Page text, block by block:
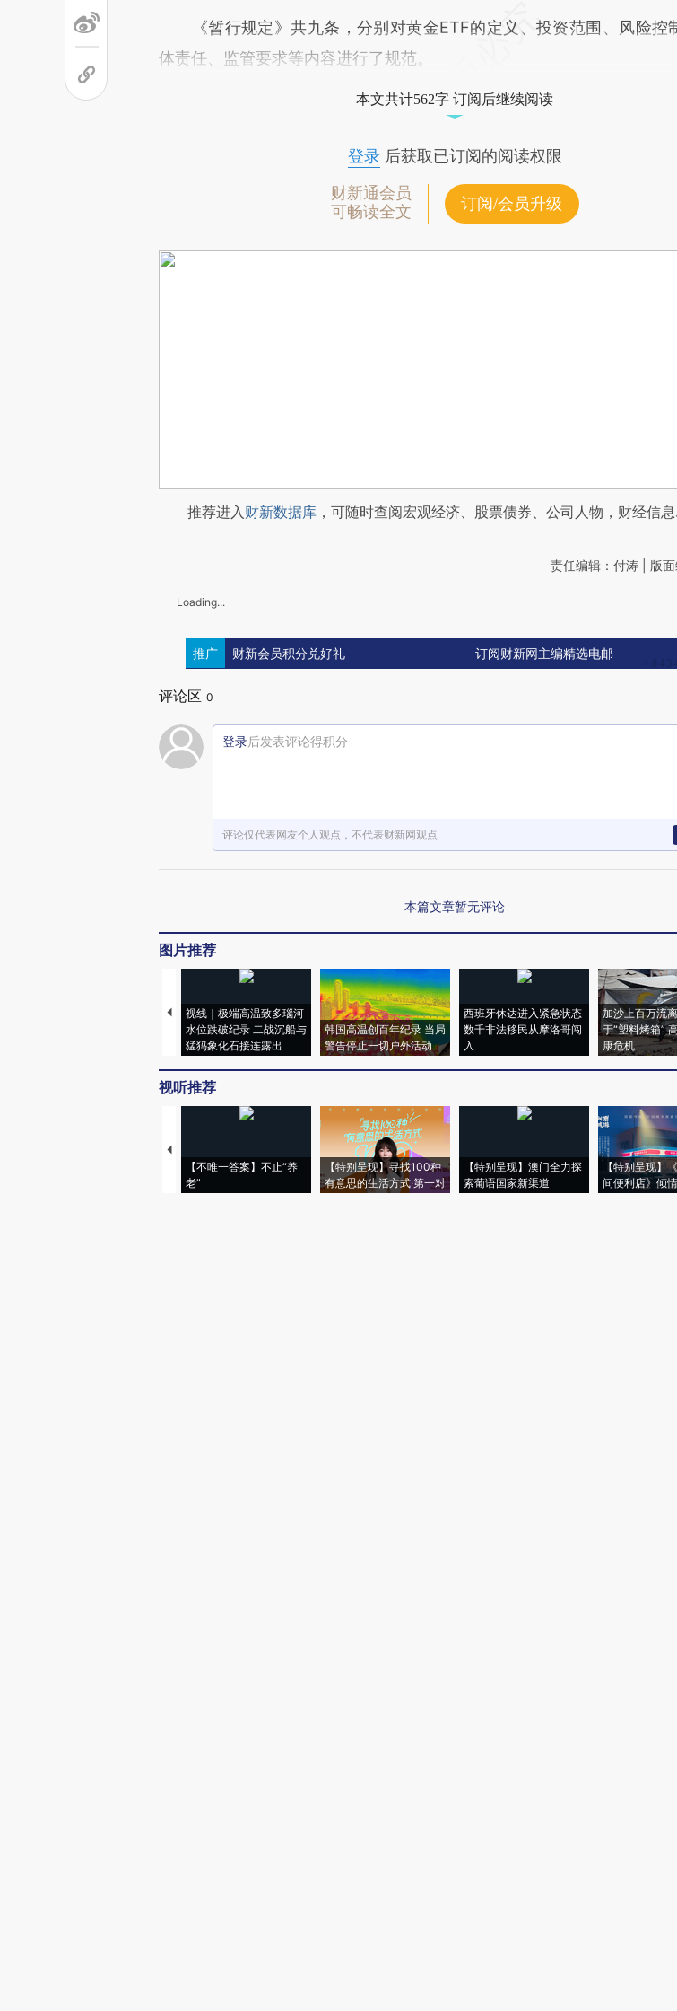
《暂行规定》共九条，分别对黄金ETF的定义、投资范围、风险控
体责任、监管要求等内容进行了规范。
本文共计562字 订阅后继续阅读
登录后获取已订阅的阅读权限
财新通会员
可畅读全文
订阅/会员升级
推荐进入财新数据库 ，可随时查阅宏观经济、股票债券、公司人物，财经信息
责任编辑：付涛 | 版
Loading...
推广 财新会员积分兑好礼 订阅财新网主编精选电邮
评论区 0
登录后发表评论得积分
评论仅代表网友个人观点，不代表财新网观点
本篇文章暂无评论
图片推荐
视线｜极端高温致多瑙河
水位跌破纪录 二战沉船与
猛犸象化石接连露出
韩国高温创百年纪录 当局
警告停止一切户外活动
西班牙休达进入紧急状态
数千非法移民从摩洛哥闯
入
加沙上百万流
于“塑料烤箱”
康危机
视听推荐
【不唯一答案】不止“养
老”
【特别呈现】寻找100种
有意思的生活方式·第一对
【特别呈现】澳门全力探
索葡语国家新渠道
【特别呈现】
间便利店》倾